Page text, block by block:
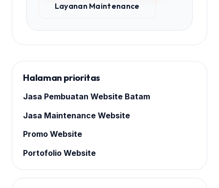
Layanan Maintenance
Halaman prioritas
Jasa Pembuatan Website Batam
Jasa Maintenance Website
Promo Website
Portofolio Website